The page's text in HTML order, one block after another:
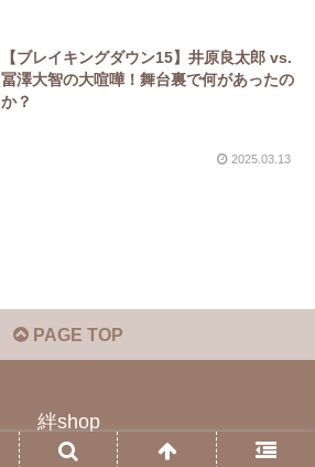
【ブレイキングダウン15】井原良太郎 vs.
冨澤大智の大喧嘩！舞台裏で何があったの
か？
2025.03.13
PAGE TOP
絆shop
© 2023 絆shop.